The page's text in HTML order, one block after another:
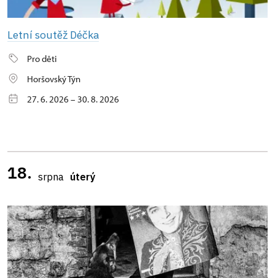
Letní soutěž Déčka
Pro děti
Horšovský Týn
27. 6. 2026 – 30. 8. 2026
18. srpna úterý